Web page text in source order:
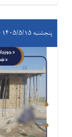
پنجشنبه ۱۴۰۵/۵/۱۵ - ۸:۵۲